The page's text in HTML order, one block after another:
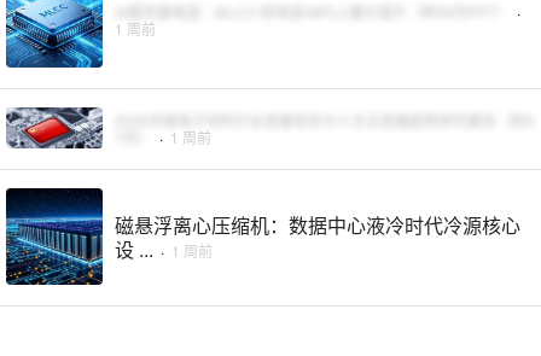
·
1 周前
· 1 周前
磁悬浮离心压缩机：数据中心液冷时代冷源核心
设 ... · 1 周前